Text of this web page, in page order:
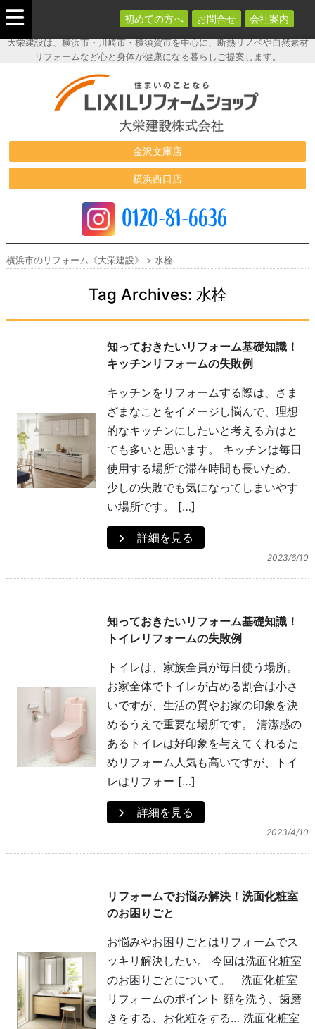
大栄建設は、横浜市・川崎市・横須賀市を中心に、断熱リノベや自然素材
リフォームなど心と身体が健康になる暮らしご提案します。
横浜市のリフ
ォーム《大栄
建設》
金沢文庫店
横浜西口店
0120-81-6636
初めての方へ お問合せ 会社案内
横浜市のリフォーム《大栄建設》 > 水栓
Tag Archives: 水栓
知っておきたいリフォーム基礎知識！
キッチンリフォームの失敗例
キッチンをリフォームする際は、さま
ざまなことをイメージし悩んで、理想
的なキッチンにしたいと考える方はと
ても多いと思います。 キッチンは毎日
使用する場所で滞在時間も長いため、
少しの失敗でも気になってしまいやす
い場所です。 […]
詳細を見る
2023/6/10
知っておきたいリフォーム基礎知識！
トイレリフォームの失敗例
トイレは、家族全員が毎日使う場所。
お家全体でトイレが占める割合は小さ
いですが、生活の質やお家の印象を決
めるうえで重要な場所です。 清潔感の
あるトイレは好印象を与えてくれるた
めリフォーム人気も高いですが、トイ
レはリフォー […]
詳細を見る
2023/4/10
リフォームでお悩み解決！洗面化粧室
のお困りごと
お悩みやお困りごとはリフォームでス
ッキリ解決したい。 今回は洗面化粧室
のお困りごとについて。 洗面化粧室
リフォームのポイント 顔を洗う、歯磨
きをする、お化粧をする… 洗面化粧室